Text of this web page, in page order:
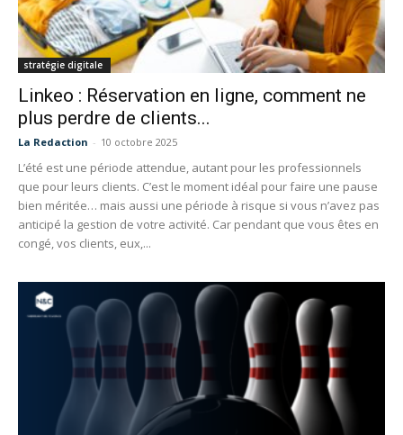
stratégie digitale
Linkeo : Réservation en ligne, comment ne
plus perdre de clients...
La Redaction - 10 octobre 2025
L’été est une période attendue, autant pour les professionnels
que pour leurs clients. C’est le moment idéal pour faire une pause
bien méritée… mais aussi une période à risque si vous n’avez pas
anticipé la gestion de votre activité. Car pendant que vous êtes en
congé, vos clients, eux,...